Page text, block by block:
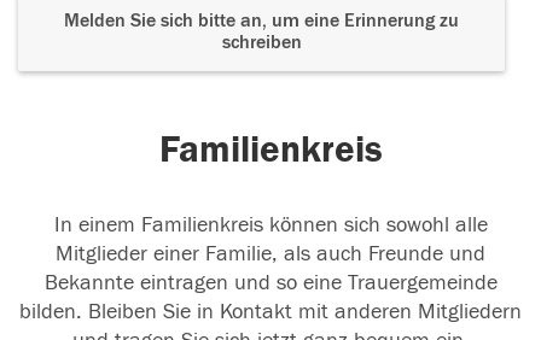
Melden Sie sich bitte an, um eine Erinnerung zu
schreiben
Familienkreis
In einem Familienkreis können sich sowohl alle
Mitglieder einer Familie, als auch Freunde und
Bekannte eintragen und so eine Trauergemeinde
bilden. Bleiben Sie in Kontakt mit anderen Mitgliedern